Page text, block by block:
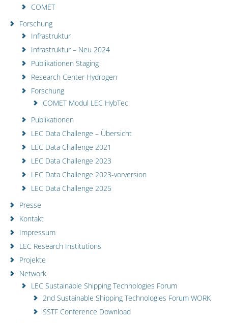
COMET
Forschung
Infrastruktur
Infrastruktur – Neu 2024
Publikationen Staging
Research Center Hydrogen
Forschung
COMET Modul LEC HybTec
Publikationen
LEC Data Challenge – Übersicht
LEC Data Challenge 2021
LEC Data Challenge 2023
LEC Data Challenge 2023-vorversion
LEC Data Challenge 2025
Presse
Kontakt
Impressum
LEC Research Institutions
Projekte
Network
LEC Sustainable Shipping Technologies Forum
2nd Sustainable Shipping Technologies Forum WORK
SSTF Conference Download